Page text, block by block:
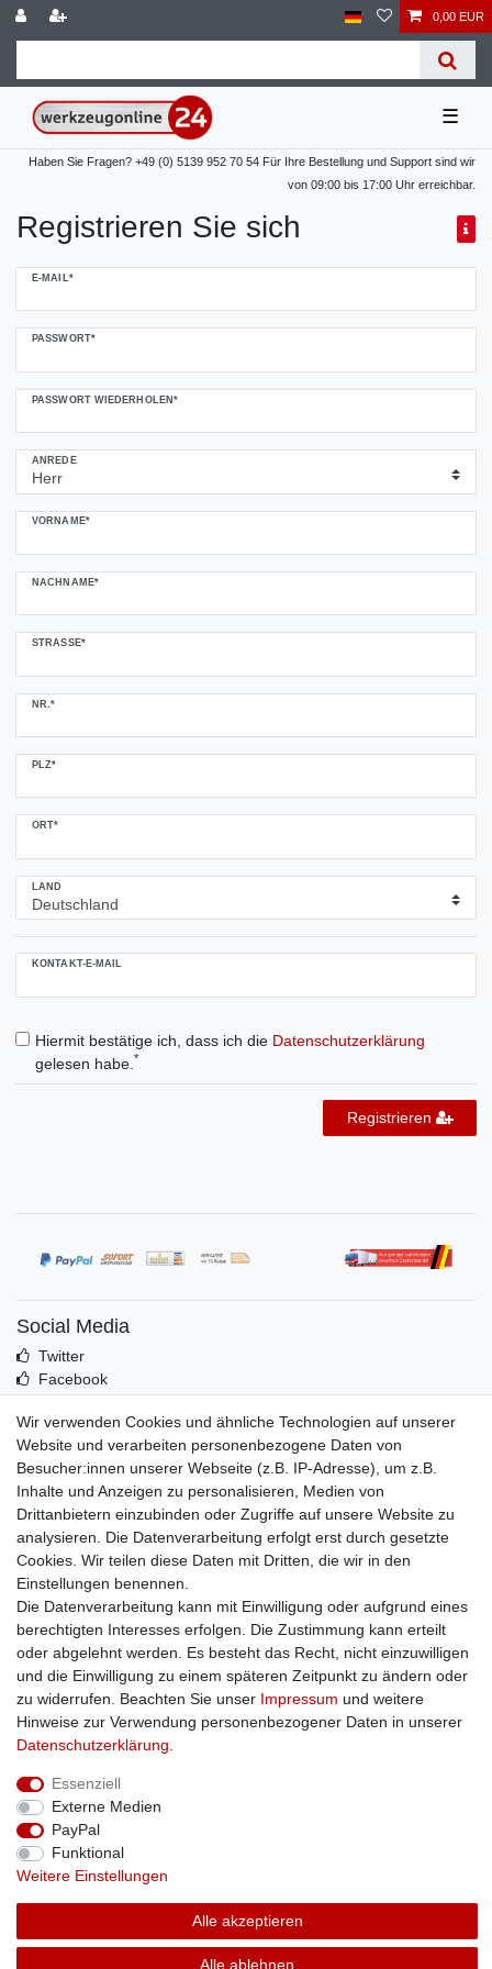
0,00 EUR
☰
Haben Sie Fragen? +49 (0) 5139 952 70 54 Für Ihre Bestellung und Support sind wir
von 09:00 bis 17:00 Uhr erreichbar.
Registrieren Sie sich
E-MAIL*
PASSWORT*
PASSWORT WIEDERHOLEN*
ANREDE
VORNAME*
NACHNAME*
STRASSE*
NR.*
PLZ*
ORT*
LAND
KONTAKT-E-MAIL
Hiermit bestätige ich, dass ich die Daten­schutz­erklärung
gelesen habe. *
Registrieren
Social Media
Twitter
Facebook
Idealo
Mehr über uns
Kontakt
Impressum
Zusatzinfos
AGB
Altölentsorgung
Batterieentsorgung
Datenschutz
Lieferbedingungen
Widerrufsbelehrung
Widerrufsformular
Zahlungsarten
Bankdaten
SSL: Sicher einkaufen!
Unsere Kaufabwicklung ist durch SSL gesichert.
Wir verwenden Cookies und ähnliche Technologien auf unserer
Website und verarbeiten personenbezogene Daten von
Besucher:innen unserer Webseite (z.B. IP-Adresse), um z.B.
Inhalte und Anzeigen zu personalisieren, Medien von
Drittanbietern einzubinden oder Zugriffe auf unsere Website zu
analysieren. Die Datenverarbeitung erfolgt erst durch gesetzte
Cookies. Wir teilen diese Daten mit Dritten, die wir in den
Einstellungen benennen.
Die Datenverarbeitung kann mit Einwilligung oder aufgrund eines
berechtigten Interesses erfolgen. Die Zustimmung kann erteilt
oder abgelehnt werden. Es besteht das Recht, nicht einzuwilligen
und die Einwilligung zu einem späteren Zeitpunkt zu ändern oder
zu widerrufen. Beachten Sie unser Impressum und weitere
Hinweise zur Verwendung personenbezogener Daten in unserer
Daten­schutz­erklärung
Essenziell
Externe Medien
PayPal
Funktional
Weitere Einstellungen
Alle akzeptieren
Alle ablehnen